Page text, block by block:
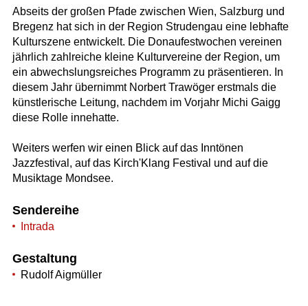
Abseits der großen Pfade zwischen Wien, Salzburg und
Bregenz hat sich in der Region Strudengau eine lebhafte
Kulturszene entwickelt. Die Donaufestwochen vereinen
jährlich zahlreiche kleine Kulturvereine der Region, um
ein abwechslungsreiches Programm zu präsentieren. In
diesem Jahr übernimmt Norbert Trawöger erstmals die
künstlerische Leitung, nachdem im Vorjahr Michi Gaigg
diese Rolle innehatte.
Weiters werfen wir einen Blick auf das Inntönen
Jazzfestival, auf das Kirch'Klang Festival und auf die
Musiktage Mondsee.
Sendereihe
Intrada
Gestaltung
Rudolf Aigmüller